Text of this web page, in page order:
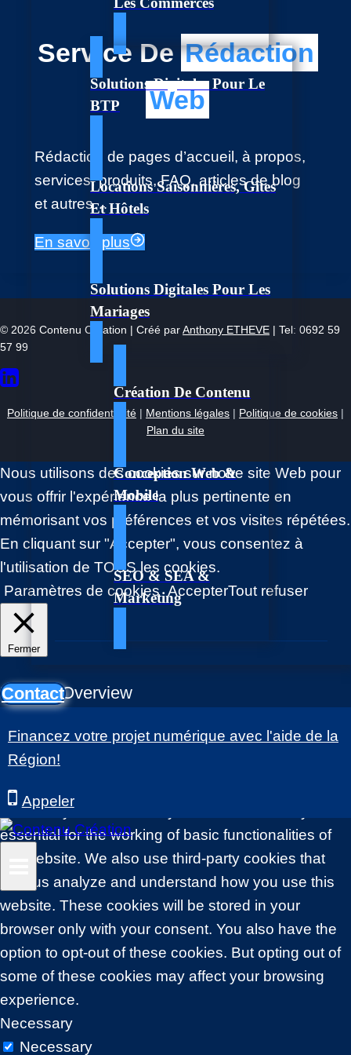
Solutions Digitales Pour Le
BTP
Locations Saisonnières, Gîtes
Et Hôtels
Solutions Digitales Pour Les
Mariages
Création De Contenu
Conception Web &
Mobile
SEO & SEA &
Marketing
Contact
Financez votre projet numérique avec l'aide de la
Région!
Appeler
Service De Rédaction
Web
Rédaction de pages d’accueil, à propos,
services, produits, FAQ, articles de blog
et autres…
En savoir plus
© 2026 Contenu Création | Créé parAnthony ETHEVE | Tel: 0692 59
57 99
Politique de confidentialité | Mentions légales | Politique de cookies |
Plan du site
Nous utilisons des cookies sur notre site Web pour
vous offrir l'expérience la plus pertinente en
mémorisant vos préférences et vos visites répétées.
En cliquant sur "Accepter", vous consentez à
l'utilisation de TOUS les cookies.
Paramètres de cookies AccepterTout refuser
Fermer
Privacy Overview
This website uses cookies to improve your
experience while you navigate through the website.
Out of these, the cookies that are categorized as
necessary are stored on your browser as they are
essential for the working of basic functionalities of
the website. We also use third-party cookies that
help us analyze and understand how you use this
website. These cookies will be stored in your
browser only with your consent. You also have the
option to opt-out of these cookies. But opting out of
some of these cookies may affect your browsing
experience.
Necessary
Necessary